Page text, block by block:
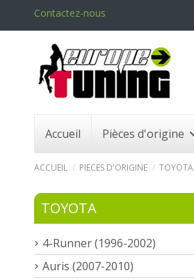
Contactez-nous
Accueil Pièces d'origine
ACCUEIL PIECES D'ORIGINE TOYOTA
TOYOTA
4-Runner (1996-2002)
Auris (2007-2010)